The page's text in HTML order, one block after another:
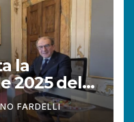
la
2025 del
FARDELLI